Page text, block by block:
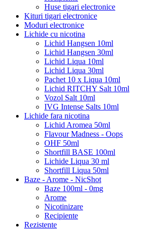
Huse tigari electronice
Kituri tigari electronice
Moduri electronice
Lichide cu nicotina
Lichid Hangsen 10ml
Lichid Hangsen 30ml
Lichid Liqua 10ml
Lichid Liqua 30ml
Pachet 10 x Liqua 10ml
Lichid RITCHY Salt 10ml
Vozol Salt 10ml
IVG Intense Salts 10ml
Lichide fara nicotina
Lichid Aromea 50ml
Flavour Madness - Oops
OHF 50ml
Shortfill BASE 100ml
Lichide Liqua 30 ml
Shortfill Liqua 50ml
Baze - Arome - NicShot
Baze 100ml - 0mg
Arome
Nicotinizare
Recipiente
Rezistente